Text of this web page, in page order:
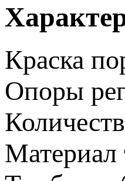
Краска
Опоры